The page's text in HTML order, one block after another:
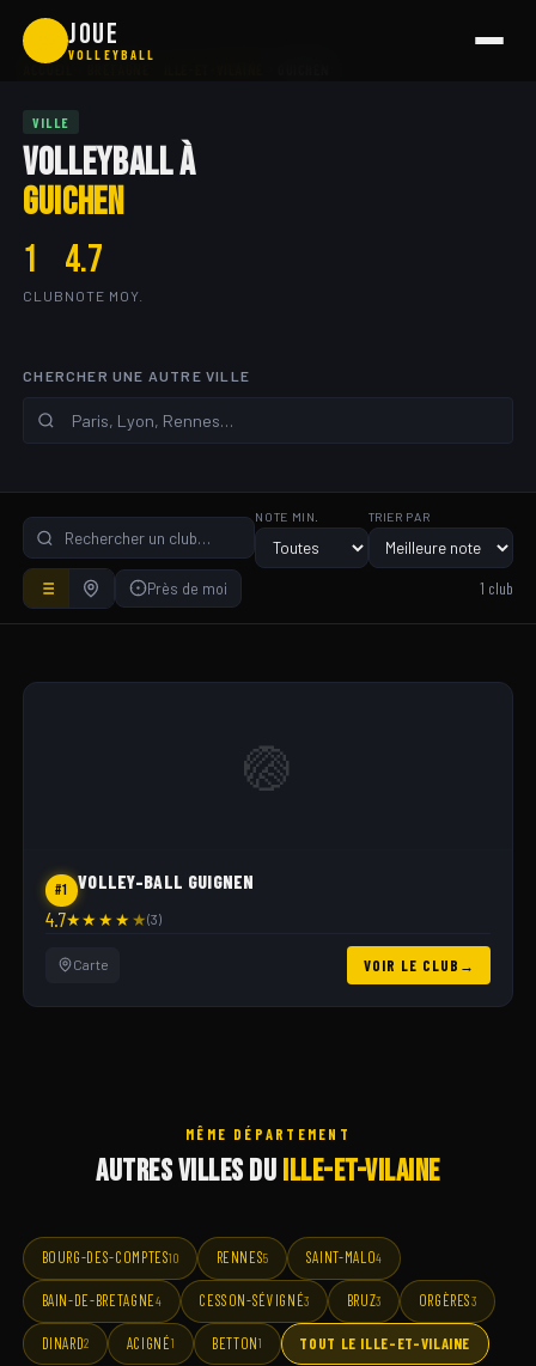
JOUE
VOLLEYBALL
VILLE
VOLLEYBALL À
GUICHEN
1
CLUB
4.7
NOTE MOY.
CHERCHER UNE AUTRE VILLE
NOTE MIN. TRIER PAR
Près de moi 1 club
🏐
#1 VOLLEY-BALL GUIGNEN
4.7★★★★★(3)
Carte VOIR LE CLUB
MÊME DÉPARTEMENT
AUTRES VILLES DUILLE-ET-VILAINE
BOURG-DES-COMPTES10 RENNES5 SAINT-MALO4
BAIN-DE-BRETAGNE4 CESSON-SÉVIGNÉ3 BRUZ3 ORGÈRES3
DINARD2 ACIGNÉ1 BETTON1 TOUT LE ILLE-ET-VILAINE